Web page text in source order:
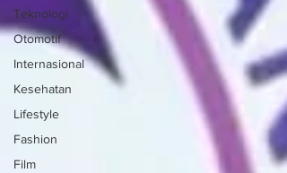
Teknologi
Otomotif
Internasional
Kesehatan
Lifestyle
Fashion
Film